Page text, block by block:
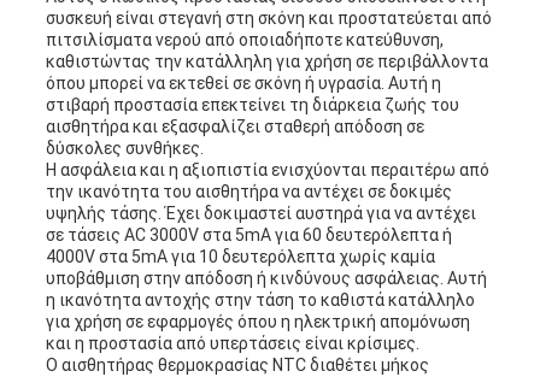
συσκευή είναι στεγανή στη σκόνη και προστατεύεται από
πιτσιλίσματα νερού από οποιαδήποτε κατεύθυνση,
καθιστώντας την κατάλληλη για χρήση σε περιβάλλοντα
όπου μπορεί να εκτεθεί σε σκόνη ή υγρασία. Αυτή η
στιβαρή προστασία επεκτείνει τη διάρκεια ζωής του
αισθητήρα και εξασφαλίζει σταθερή απόδοση σε
δύσκολες συνθήκες.
Η ασφάλεια και η αξιοπιστία ενισχύονται περαιτέρω από
την ικανότητα του αισθητήρα να αντέχει σε δοκιμές
υψηλής τάσης. Έχει δοκιμαστεί αυστηρά για να αντέχει
σε τάσεις AC 3000V στα 5mA για 60 δευτερόλεπτα ή
4000V στα 5mA για 10 δευτερόλεπτα χωρίς καμία
υποβάθμιση στην απόδοση ή κινδύνους ασφάλειας. Αυτή
η ικανότητα αντοχής στην τάση το καθιστά κατάλληλο
για χρήση σε εφαρμογές όπου η ηλεκτρική απομόνωση
και η προστασία από υπερτάσεις είναι κρίσιμες.
Ο αισθητήρας θερμοκρασίας NTC διαθέτει μήκος